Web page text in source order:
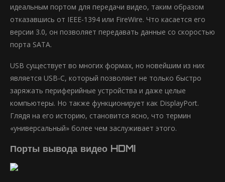
идеальным портом для передачи видео, таким образом
отказавшись от IEEE-1394 или FireWire. Что касается его
версии 3.0, он позволяет передавать данные со скоростью
порта SATA.
USB существует во многих формах, но новейшим из них
является USB-C, который позволяет не только быстро
заряжать периферийные устройства и даже целые
компьютеры. Но также функционирует как DisplayPort.
Глядя на его историю, становится ясно, что термин
«универсальный» более чем заслуживает этого.
Порты вывода видео HDMI